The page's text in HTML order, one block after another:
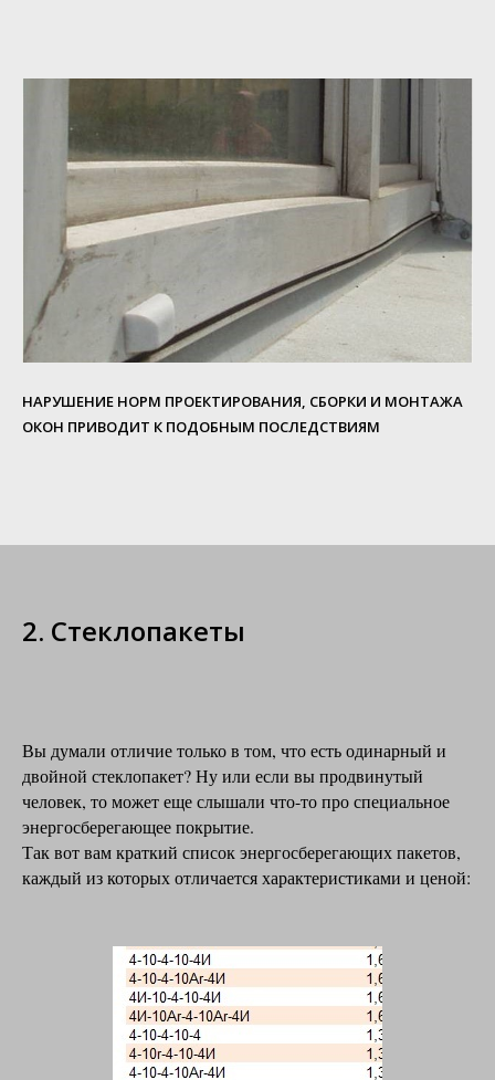
НАРУШЕНИЕ НОРМ ПРОЕКТИРОВАНИЯ, СБОРКИ И МОНТАЖА
ОКОН ПРИВОДИТ К ПОДОБНЫМ ПОСЛЕДСТВИЯМ
2. Стеклопакеты
Вы думали отличие только в том, что есть одинарный и
двойной стеклопакет? Ну или если вы продвинутый
человек, то может еще слышали что-то про специальное
энергосберегающее покрытие.
Так вот вам краткий список энергосберегающих пакетов,
каждый из которых отличается характеристиками и ценой: